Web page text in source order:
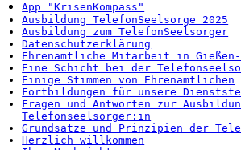
App "KrisenKompass"
Ausbildung TelefonSeelsorge 2025
Ausbildung zum TelefonSeelsorger
Datenschutzerklärung
Ehrenamtliche Mitarbeit in
Eine Schicht bei der
Einige Stimmen von Ehrenamtlichen
Fortbildungen für unsere
Fragen und Antworten zur
Telefonseelsorger:in
Grundsätze und Prinzipien der
Herzlich willkommen